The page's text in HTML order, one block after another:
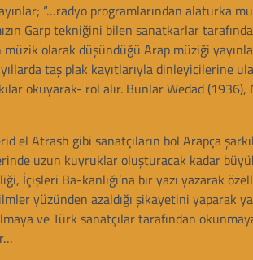
“…radyo programlarından alaturka
Garp tekniğini bilen sanatkarlar
müzik olarak düşündüğü Arap müziği
taş plak kayıtlarıyla dinleyicilerine
okuyarak- rol alır. Bunlar Wedad (1936),
el Atrash gibi sanatçıların bol Arapça
uzun kuyruklar oluşturacak kadar
İçişleri Ba-kanlığı’na bir yazı yazarak
yüzünden azaldığı şikayetini yaparak
ve Türk sanatçılar tarafından